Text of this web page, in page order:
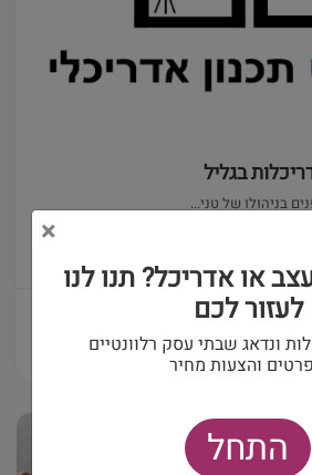
בגליל
בניהולו של טני...
×
או אדריכל? תנו לנו
לעזור לכם
ונדאג שבתי עסק רלוונטיים
והצעות מחיר
התחל